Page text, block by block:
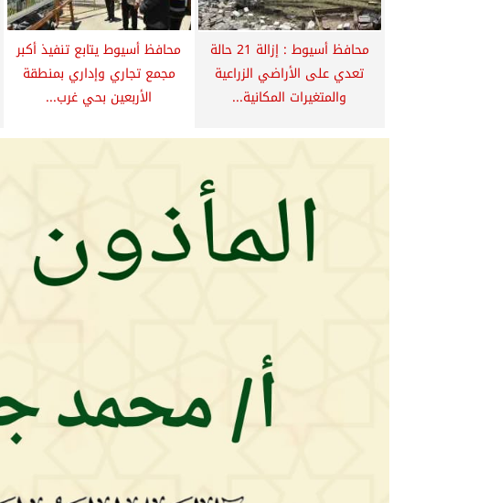
محافظ أسيوط : إزالة 21 حالة
تعدي على الأراضي الزراعية
والمتغيرات المكانية...
محافظ أسيوط يتابع تنفيذ أكبر
مجمع تجاري وإداري بمنطقة
الأربعين بحي غرب...